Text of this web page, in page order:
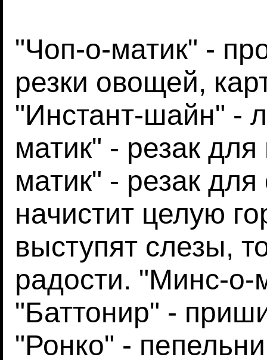
"Чоп-о-матик" -
резки овощей,
"Инстант-шайн" -
матик" - резак
матик" - резак
начистит целую
выступят слезы,
радости. "Минс-о-
"Баттонир" -
"Ронко" -